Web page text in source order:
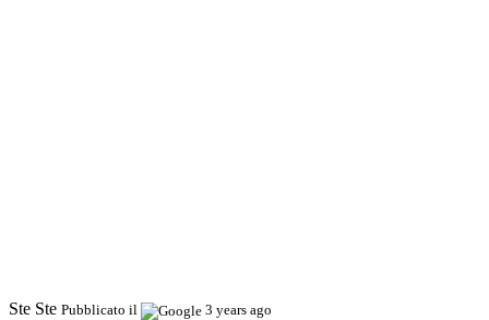
Ste Ste Pubblicato il 3 years ago